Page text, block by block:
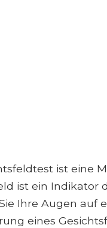
ist eine
ist ein Indikator
Ihre Augen auf
eines